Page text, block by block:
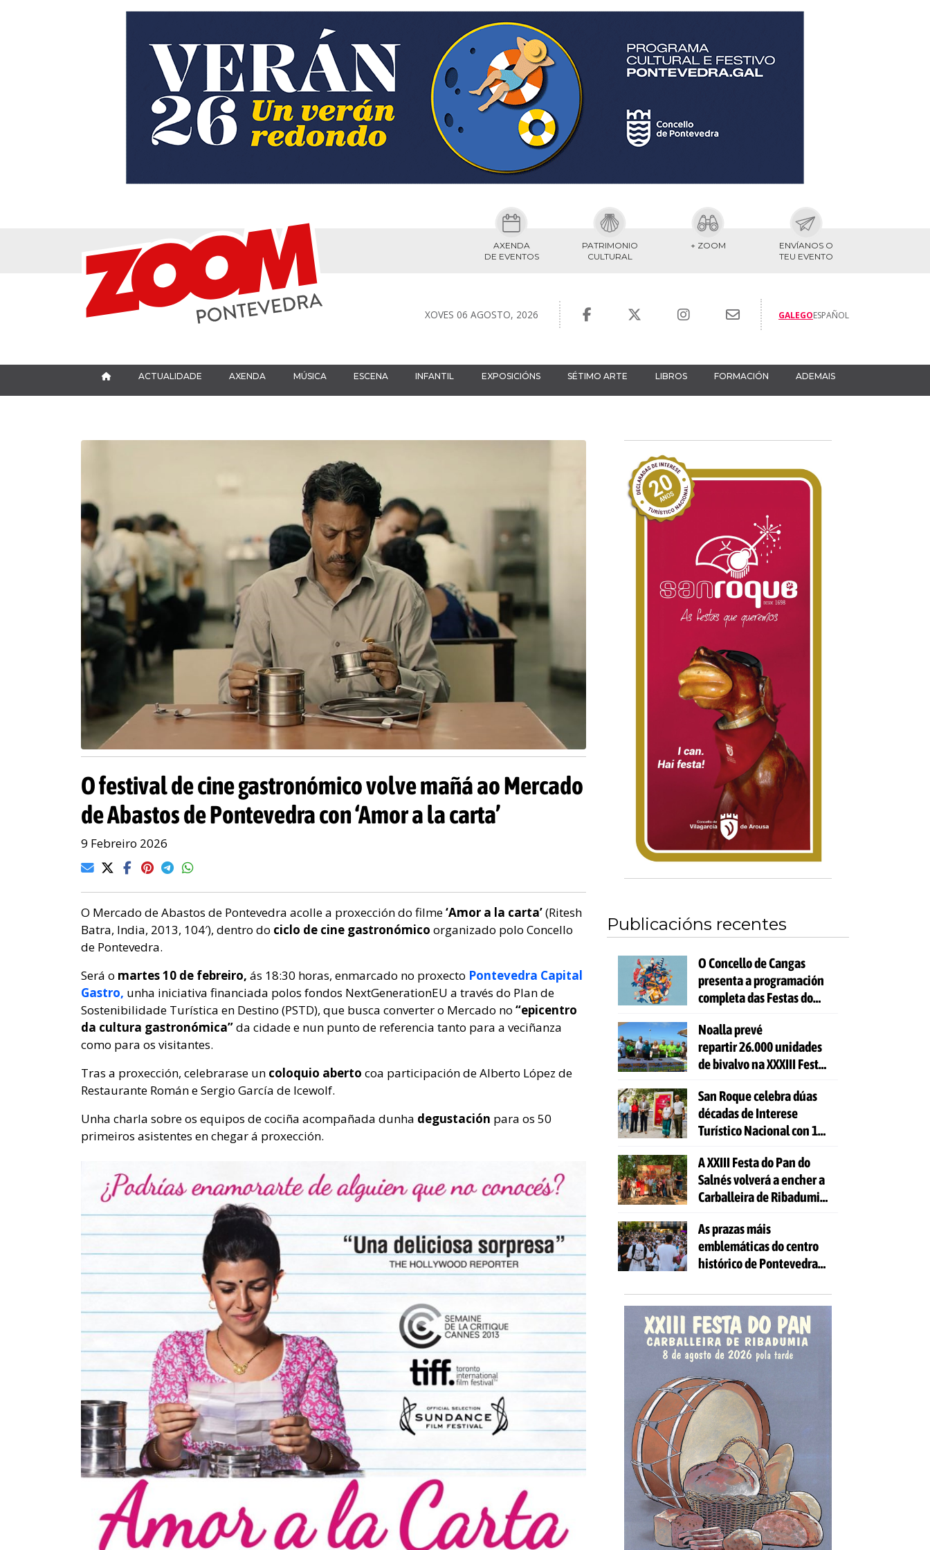
AXENDA
DE EVENTOS
PATRIMONIO
CULTURAL
+ ZOOM
ENVÍANOS O
TEU EVENTO
XOVES 06 AGOSTO, 2026 GALEGOESPAÑOL
ACTUALIDADE AXENDA MÚSICA ESCENA INFANTIL EXPOSICIÓNS SÉTIMO ARTE LIBROS FORMACIÓN ADEMAIS
O festival de cine gastronómico volve mañá ao Mercado
de Abastos de Pontevedra con ‘Amor a la carta’
9 Febreiro 2026
O Mercado de Abastos de Pontevedra acolle a proxección do filme‘Amor a la carta’(Ritesh
Batra, India, 2013, 104′), dentro do ciclo de cine gastronómico organizado polo Concello
de Pontevedra.
Será o martes 10 de febreiro, ás 18:30 horas, enmarcado no proxecto Pontevedra Capital
Gastro, unha iniciativa financiada polos fondos NextGenerationEU a través do Plan de
Sostenibilidade Turística en Destino (PSTD), que busca converter o Mercado no “epicentro
da cultura gastronómica”da cidade e nun punto de referencia tanto para a veciñanza
como para os visitantes.
Tras a proxección, celebrarase un coloquio aberto coa participación de Alberto López de
Restaurante Román e Sergio García de Icewolf.
Unha charla sobre os equipos de cociña acompañada dunha degustación para os 50
primeiros asistentes en chegar á proxección.
Publicacións recentes
O Concello de Cangas
presenta a programación
completa das Festas do
Noalla prevé
repartir 26.000 unidades
de bivalvo na XXXIII Festa
San Roque celebra dúas
décadas de Interese
Turístico Nacional con 10
actividades gratuítas
A XXIII Festa do Pan do
Salnés volverá a encher a
Carballeira de Ribadumia
e actividades para todas
as idades
As prazas máis
emblemáticas do centro
histórico de Pontevedra
voces coa celebración de
'Aquí Cántase'